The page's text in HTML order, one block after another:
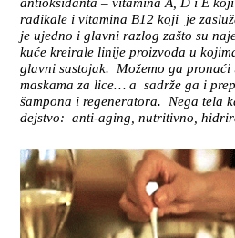
radikale i vitamina B12 koji je
je ujedno i glavni razlog zašto su
kuće kreirale linije proizvoda u
glavni sastojak. Možemo ga pronaći
maskama za lice… a sadrže ga i
šampona i regeneratora. Nega tela
dejstvo: anti-aging, nutritivno,